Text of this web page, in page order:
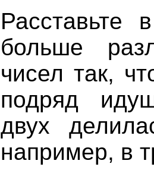
Расставьте
больше
чисел так,
подряд
двух
например, в